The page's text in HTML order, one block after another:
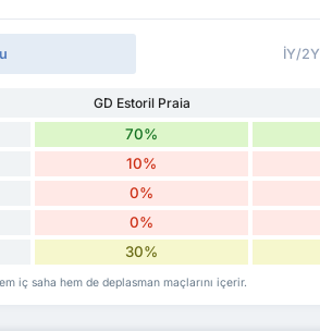
İY/2Y
GD Estoril Praia
70%
10%
0%
0%
30%
iç saha hem de deplasman maçlarını içerir.